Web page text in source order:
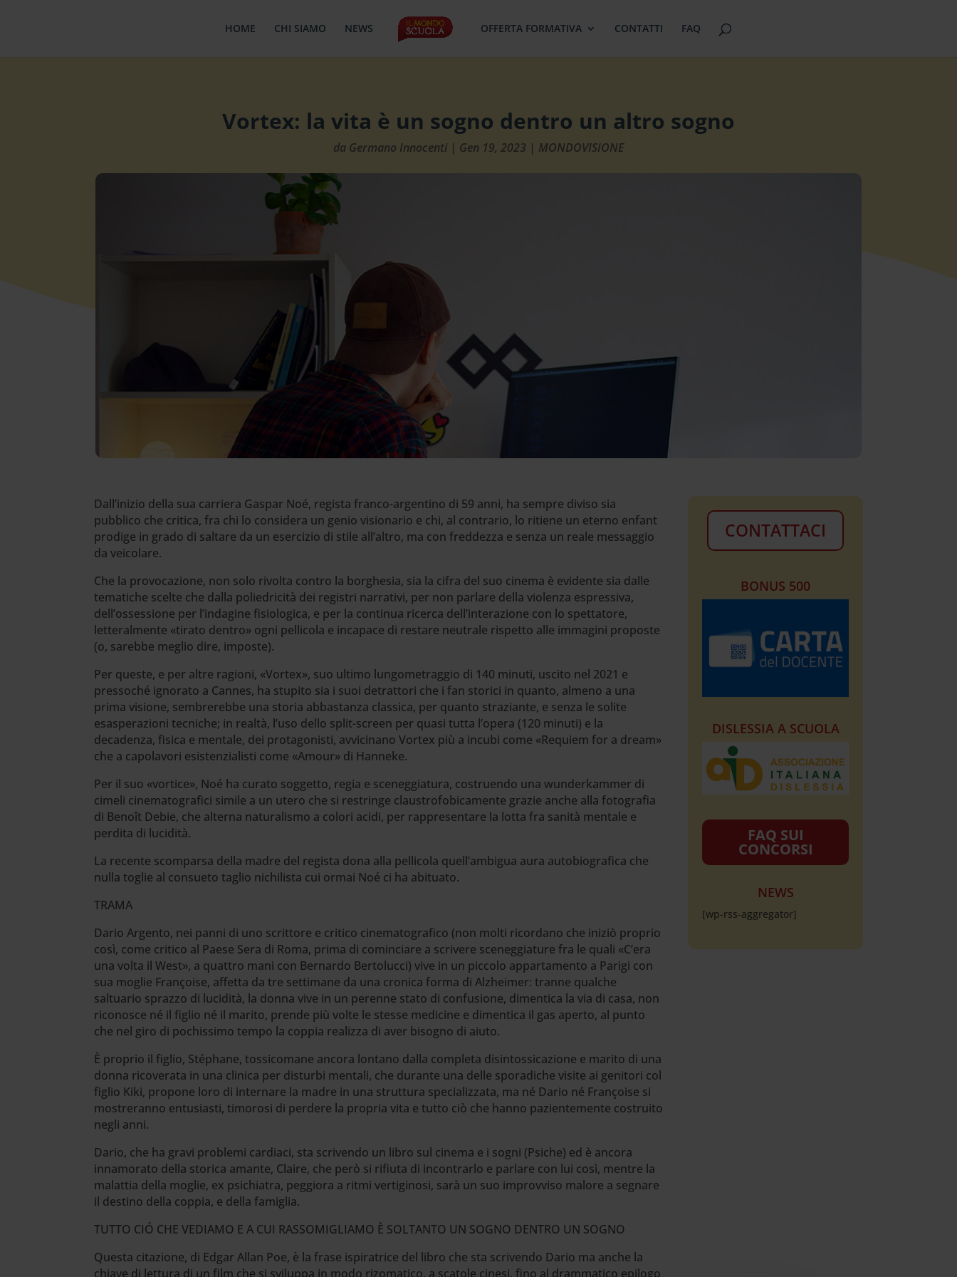
HOME CHI SIAMO NEWS OFFERTA FORMATIVA CONTATTI FAQ
Vortex: la vita è un sogno dentro un altro sogno
da Germano Innocenti | Gen 19, 2023 | MONDOVISIONE
Dall’inizio della sua carriera Gaspar Noé, regista franco-argentino di 59 anni, ha sempre diviso sia
pubblico che critica, fra chi lo considera un genio visionario e chi, al contrario, lo ritiene un eterno enfant
prodige in grado di saltare da un esercizio di stile all’altro, ma con freddezza e senza un reale messaggio
da veicolare.
Che la provocazione, non solo rivolta contro la borghesia, sia la cifra del suo cinema è evidente sia dalle
tematiche scelte che dalla poliedricità dei registri narrativi, per non parlare della violenza espressiva,
dell’ossessione per l’indagine fisiologica, e per la continua ricerca dell’interazione con lo spettatore,
letteralmente «tirato dentro» ogni pellicola e incapace di restare neutrale rispetto alle immagini proposte
(o, sarebbe meglio dire, imposte).
Per queste, e per altre ragioni, «Vortex», suo ultimo lungometraggio di 140 minuti, uscito nel 2021 e
pressoché ignorato a Cannes, ha stupito sia i suoi detrattori che i fan storici in quanto, almeno a una
prima visione, sembrerebbe una storia abbastanza classica, per quanto straziante, e senza le solite
esasperazioni tecniche; in realtà, l’uso dello split-screen per quasi tutta l’opera (120 minuti) e la
decadenza, fisica e mentale, dei protagonisti, avvicinano Vortex più a incubi come «Requiem for a dream»
che a capolavori esistenzialisti come «Amour» di Hanneke.
Per il suo «vortice», Noé ha curato soggetto, regia e sceneggiatura, costruendo una wunderkammer di
cimeli cinematografici simile a un utero che si restringe claustrofobicamente grazie anche alla fotografia
di Benoît Debie, che alterna naturalismo a colori acidi, per rappresentare la lotta fra sanità mentale e
perdita di lucidità.
La recente scomparsa della madre del regista dona alla pellicola quell’ambigua aura autobiografica che
nulla toglie al consueto taglio nichilista cui ormai Noé ci ha abituato.
TRAMA
Dario Argento, nei panni di uno scrittore e critico cinematografico (non molti ricordano che iniziò proprio
così, come critico al Paese Sera di Roma, prima di cominciare a scrivere sceneggiature fra le quali «C’era
una volta il West», a quattro mani con Bernardo Bertolucci) vive in un piccolo appartamento a Parigi con
sua moglie Françoise, affetta da tre settimane da una cronica forma di Alzheimer: tranne qualche
saltuario sprazzo di lucidità, la donna vive in un perenne stato di confusione, dimentica la via di casa, non
riconosce né il figlio né il marito, prende più volte le stesse medicine e dimentica il gas aperto, al punto
che nel giro di pochissimo tempo la coppia realizza di aver bisogno di aiuto.
È proprio il figlio, Stéphane, tossicomane ancora lontano dalla completa disintossicazione e marito di una
donna ricoverata in una clinica per disturbi mentali, che durante una delle sporadiche visite ai genitori col
figlio Kiki, propone loro di internare la madre in una struttura specializzata, ma né Dario né Françoise si
mostreranno entusiasti, timorosi di perdere la propria vita e tutto ciò che hanno pazientemente costruito
negli anni.
Dario, che ha gravi problemi cardiaci, sta scrivendo un libro sul cinema e i sogni (Psiche) ed è ancora
innamorato della storica amante, Claire, che però si rifiuta di incontrarlo e parlare con lui così, mentre la
malattia della moglie, ex psichiatra, peggiora a ritmi vertiginosi, sarà un suo improvviso malore a segnare
il destino della coppia, e della famiglia.
TUTTO CIÓ CHE VEDIAMO E A CUI RASSOMIGLIAMO È SOLTANTO UN SOGNO DENTRO UN SOGNO
Questa citazione, di Edgar Allan Poe, è la frase ispiratrice del libro che sta scrivendo Dario ma anche la
chiave di lettura di un film che si sviluppa in modo rizomatico, a scatole cinesi, fino al drammatico epilogo
CONTATTACI
BONUS 500
DISLESSIA A SCUOLA
FAQ SUI
CONCORSI
NEWS
[wp-rss-aggregator]